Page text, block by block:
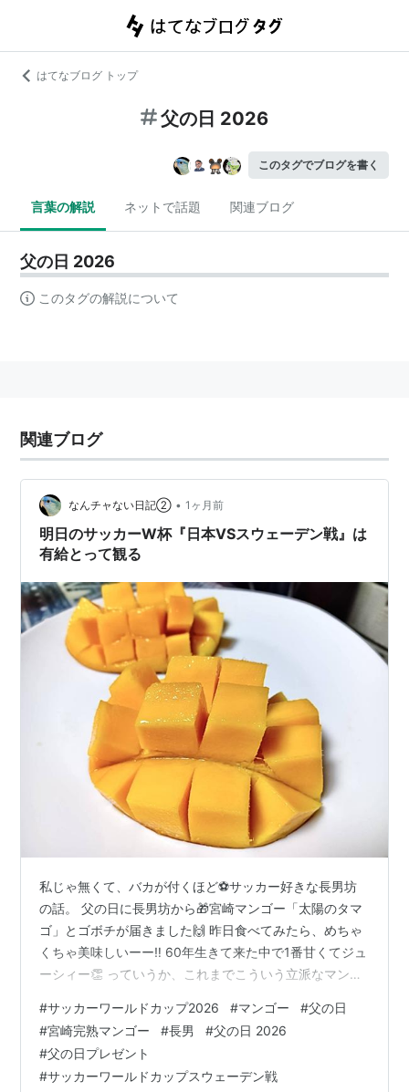
はてなブログ トップ
父の日 2026
このタグでブログを書く
言葉の解説 ネットで話題 関連ブログ
父の日 2026
このタグの解説について
関連ブログ
なんチャない日記② • 1ヶ月前
明日のサッカーW杯『日本VSスウェーデン戦』は
有給とって観る
私じゃ無くて、バカが付くほど⚽️サッカー好きな長男坊
の話。 父の日に長男坊から🎁宮崎マンゴー「太陽のタマ
ゴ」とゴボチが届きました🙌 昨日食べてみたら、めちゃ
くちゃ美味しいーー‼️ 60年生きて来た中で1番甘くてジュ
ーシィー👏 っていうか、これまでこういう立派なマンゴ
礼の📩して、「明日のサッカー⚽️🇯🇵観れなくて残念だ
ね」と言ったら「何でよ。当然有給取って観るくさ」
と。 さすが、、、、サッカー狂👍 ウチは9時から営業な
ので、前半しか観れないかな、残念。 強敵だけど頑張っ
#サッカーワールドカップ2026 #マンゴー #父の日
#宮崎完熟マンゴー #長男 #父の日 2026
#父の日プレゼント
#サッカーワールドカップスウェーデン戦